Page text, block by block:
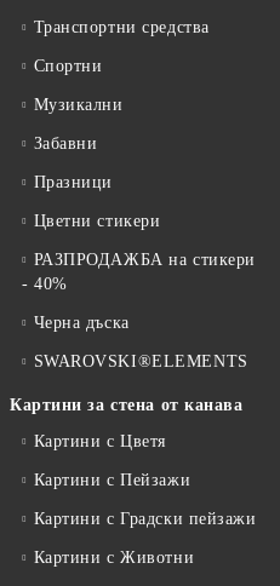
Транспортни средства
Спортни
Музикални
Забавни
Празници
Цветни стикери
РАЗПРОДАЖБА на стикери
- 40%
Черна дъска
SWAROVSKI®ELEMENTS
Картини за стена от канава
Картини с Цветя
Картини с Пейзажи
Картини с Градски пейзажи
Картини с Животни